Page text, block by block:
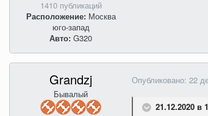
1410 публикаций
Расположение:Москва
юго-запад
Авто: G320
Grandzj
Бывалый
Опубликовано: 22
21.12.2020 в